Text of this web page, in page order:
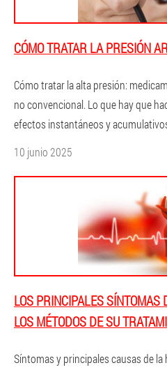
CÓMO TRATAR LA PRESIÓN
Cómo tratar la alta presión:
no convencional. Lo que hay que
efectos instantáneos y
10 junio 2025
LOS PRINCIPALES SÍNTOMAS
LOS MÉTODOS DE SU
Síntomas y principales causas de